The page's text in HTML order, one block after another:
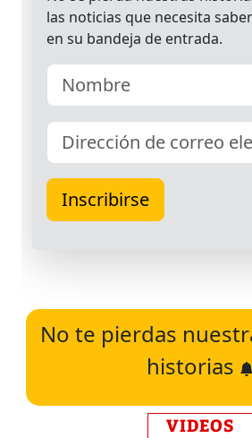
No te pierdas
historias
VIDEOS